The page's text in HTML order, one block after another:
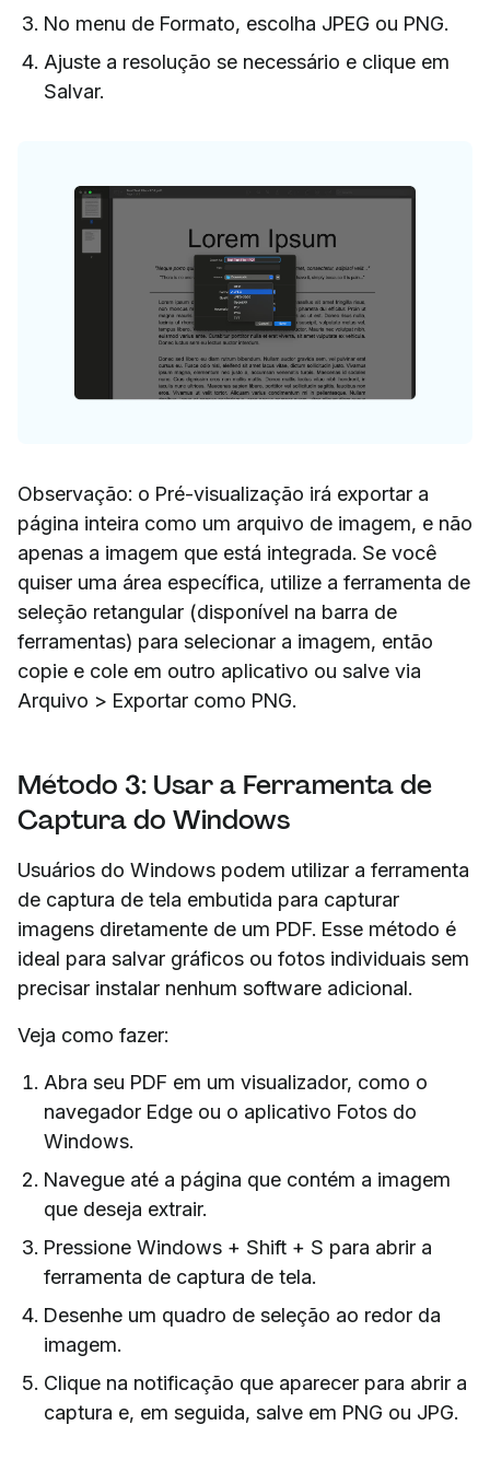
No menu de Formato, escolha JPEG ou PNG.
Ajuste a resolução se necessário e clique em
Salvar.
Observação: o Pré-visualização irá exportar a
página inteira como um arquivo de imagem, e não
apenas a imagem que está integrada. Se você
quiser uma área específica, utilize a ferramenta de
seleção retangular (disponível na barra de
ferramentas) para selecionar a imagem, então
copie e cole em outro aplicativo ou salve via
Arquivo > Exportar como PNG.
Método 3: Usar a Ferramenta de
Captura do Windows
Usuários do Windows podem utilizar a ferramenta
de captura de tela embutida para capturar
imagens diretamente de um PDF. Esse método é
ideal para salvar gráficos ou fotos individuais sem
precisar instalar nenhum software adicional.
Veja como fazer:
Abra seu PDF em um visualizador, como o
navegador Edge ou o aplicativo Fotos do
Windows.
Navegue até a página que contém a imagem
que deseja extrair.
Pressione Windows + Shift + S para abrir a
ferramenta de captura de tela.
Desenhe um quadro de seleção ao redor da
imagem.
Clique na notificação que aparecer para abrir a
captura e, em seguida, salve em PNG ou JPG.